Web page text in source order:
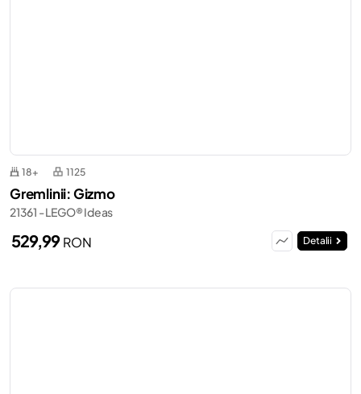
18+ 1125
Gremlinii: Gizmo
21361 - LEGO® Ideas
529,99RON Detalii